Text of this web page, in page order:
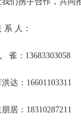
系 人：
雀：13683303058
达：16601103311
居：18310287211